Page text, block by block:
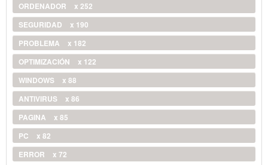
ORDENADOR
x 252
SEGURIDAD
x 190
PROBLEMA
x 182
OPTIMIZACIÓN
x 122
WINDOWS
x 88
ANTIVIRUS
x 86
PAGINA
x 85
PC
x 82
ERROR
x 72